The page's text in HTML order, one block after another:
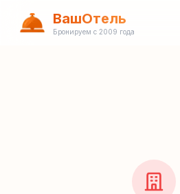
ВашОтель
Бронируем с 2009 года